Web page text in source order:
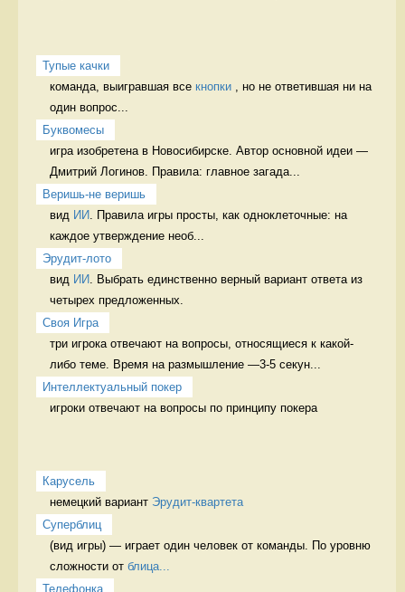
Тупые качки
команда, выигравшая все кнопки , но не ответившая ни на
один вопрос...
Буквомесы
игра изобретена в Новосибирске. Автор основной идеи —
Дмитрий Логинов. Правила: главное загада...
Веришь-не веришь
вид ИИ . Правила игры просты, как одноклеточные: на
каждое утверждение необ...
Эрудит-лото
вид ИИ . Выбрать единственно верный вариант ответа из
четырех предложенных.
Своя Игра
три игрока отвечают на вопросы, относящиеся к какой-
либо теме. Время на размышление —3-5 секун...
Интеллектуальный покер
игроки отвечают на вопросы по принципу покера
Карусель
немецкий вариант Эрудит-квартета
Суперблиц
(вид игры) — играет один человек от команды. По уровню
сложности от блица...
Телефонка